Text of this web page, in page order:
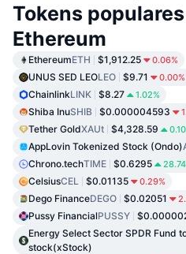
Tokens
Ethereum
EthereumETH $1,912.25 0.06%
UNUS SED LEOLEO $9.71 0.00%
ChainlinkLINK $8.27 1.02%
Shiba InuSHIB $0.000004593
Tether GoldXAUt $4,328.59
AppLovin Tokenized Stock (Ondo)
Chrono.techTIME $0.6295
CelsiusCEL $0.01135 0.29%
Dego FinanceDEGO $0.02051
Pussy FinancialPUSSY
Energy Select Sector SPDR Fund
stock(xStock)